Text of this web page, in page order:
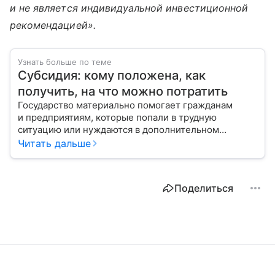
и не является индивидуальной инвестиционной
рекомендацией».
Узнать больше по теме
Субсидия: кому положена, как
получить, на что можно потратить
Государство материально помогает гражданам
и предприятиям, которые попали в трудную
ситуацию или нуждаются в дополнительном
стимулировании. С помощью эксперта расскажем,
Читать дальше
Поделиться